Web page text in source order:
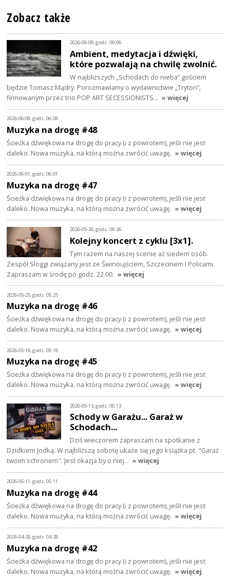
Zobacz także
2026-06-09, godz. 09:06
Ambient, medytacja i dźwięki,
które pozwalają na chwilę zwolnić.
W najbliższych „Schodach do nieba” gościem
będzie Tomasz Mądry. Porozmawiamy o wydawnictwie „Tryton”,
firmowanym przez trio POP ART SECESSIONISTS… » więcej
2026-06-08, godz. 06:08
Muzyka na drogę #48
Ścieżka dźwiękowa na drogę do pracy (i z powrotem), jeśli nie jest
daleko. Nowa muzyka, na którą można zwrócić uwagę. » więcej
2026-06-01, godz. 06:01
Muzyka na drogę #47
Ścieżka dźwiękowa na drogę do pracy (i z powrotem), jeśli nie jest
daleko. Nowa muzyka, na którą można zwrócić uwagę. » więcej
2026-05-26, godz. 09:26
Kolejny koncert z cyklu [3x1].
Tym razem na naszej scenie aż siedem osób.
Zespół Sloggi związany jest ze Świnoujściem, Szczecinem i Policami.
Zapraszam w środę po godz. 22.00. » więcej
2026-05-25, godz. 05:25
Muzyka na drogę #46
Ścieżka dźwiękowa na drogę do pracy (i z powrotem), jeśli nie jest
daleko. Nowa muzyka, na którą można zwrócić uwagę. » więcej
2026-05-18, godz. 05:18
Muzyka na drogę #45
Ścieżka dźwiękowa na drogę do pracy (i z powrotem), jeśli nie jest
daleko. Nowa muzyka, na którą można zwrócić uwagę. » więcej
2026-05-13, godz. 00:13
Schody w Garażu... Garaż w
Schodach...
Dziś wieczorem zapraszam na spotkanie z
Dzidkiem Jodką. W najbliższą sobotę ukaże się jego książka pt. "Garaż
twoim schronem". Jest okazja by o niej… » więcej
2026-05-11, godz. 05:11
Muzyka na drogę #44
Ścieżka dźwiękowa na drogę do pracy (i z powrotem), jeśli nie jest
daleko. Nowa muzyka, na którą można zwrócić uwagę. » więcej
2026-04-28, godz. 04:28
Muzyka na drogę #42
Ścieżka dźwiękowa na drogę do pracy (i z powrotem), jeśli nie jest
daleko. Nowa muzyka, na którą można zwrócić uwagę. » więcej